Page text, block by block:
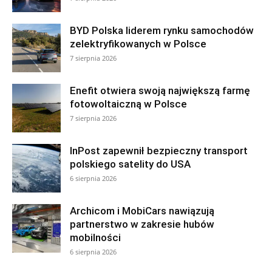
BYD Polska liderem rynku samochodów
zelektryfikowanych w Polsce
7 sierpnia 2026
Enefit otwiera swoją największą farmę
fotowoltaiczną w Polsce
7 sierpnia 2026
InPost zapewnił bezpieczny transport
polskiego satelity do USA
6 sierpnia 2026
Archicom i MobiCars nawiązują
partnerstwo w zakresie hubów
mobilności
6 sierpnia 2026